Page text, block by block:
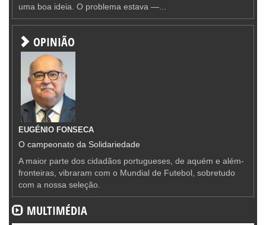
uma boa ideia. O problema estava —...
OPINIÃO
EUGÉNIO FONSECA
O campeonato da Solidariedade
A maior parte dos cidadãos portugueses, de aquém e além-
fronteiras, vibraram com o Mundial de Futebol, sobretudo
com a nossa seleção.
MULTIMÉDIA